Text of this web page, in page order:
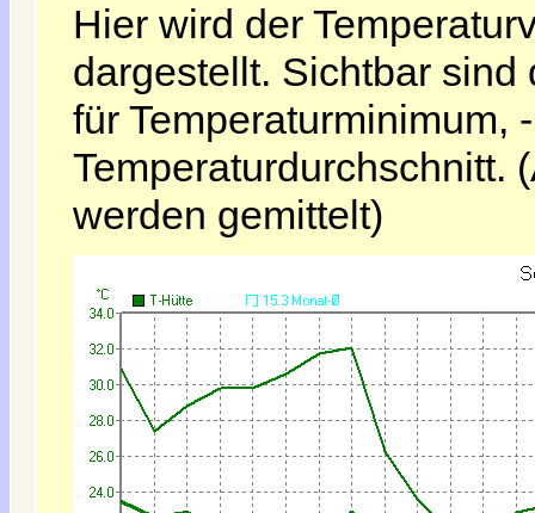
Hier wird der
dargestellt. Sichtbar
für Temperaturminimum,
Temperaturdurchschnitt.
werden gemittelt)